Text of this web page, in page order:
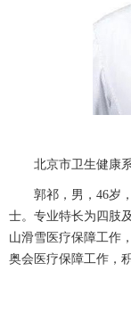
北京市卫生健康
郭祁，男， 46岁
士。专业特长为四肢
山滑雪医疗保障工作
奥会医疗保障工作，